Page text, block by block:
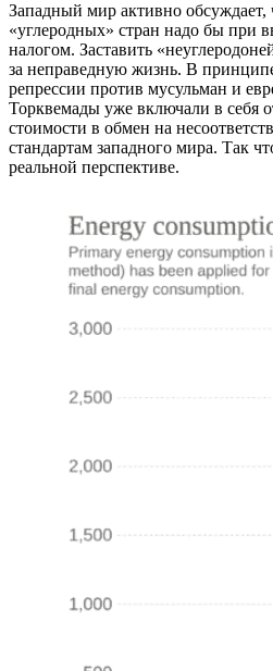
Западный мир активно обсуждает,
«углеродных» стран надо бы при
налогом. Заставить
за неправедную жизнь. В
репрессии против мусульман и
Торквемады уже включали в себя
стоимости в обмен на
стандартам западного мира. Так
реальной перспективе.